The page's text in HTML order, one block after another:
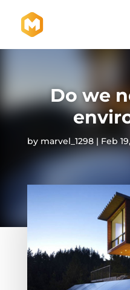
Do we
by marvel_1298|Feb